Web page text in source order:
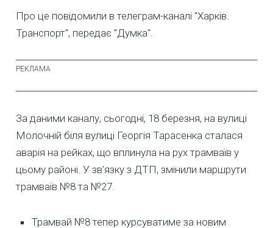
Про це повідомили в телеграм-каналі "Харків.
Транспорт", передає "Думка".
За даними каналу, сьогодні, 18 березня, на вулиці
Молочній біля вулиці Георгія Тарасенка сталася
аварія на рейках, що вплинула на рух трамваїв у
цьому районі. У зв’язку з ДТП, змінили маршрути
трамваїв №8 та №27.
Трамвай №8 тепер курсуватиме за новим